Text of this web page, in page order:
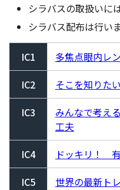
シラバスの取扱いに
シラバス配布は行い
IC1
多焦点眼内レ
IC2
そこを知りた
IC3
みんなで考え
工夫
IC4
ドッキリ！
IC5
世界の最新ト